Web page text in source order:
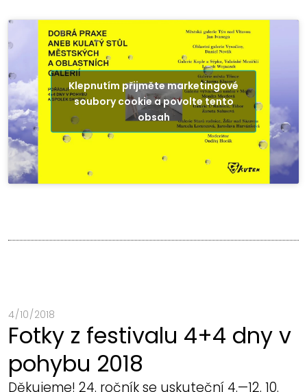
Klepnutím přijměte marketingové
soubory cookie a povolte tento
obsah
4 / 10 / 2018
Fotky z festivalu 4+4 dny v
pohybu 2018
Děkujeme! 24. ročník se uskuteční 4.—12. 10.